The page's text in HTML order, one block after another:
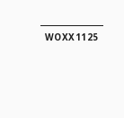
WOXX1125